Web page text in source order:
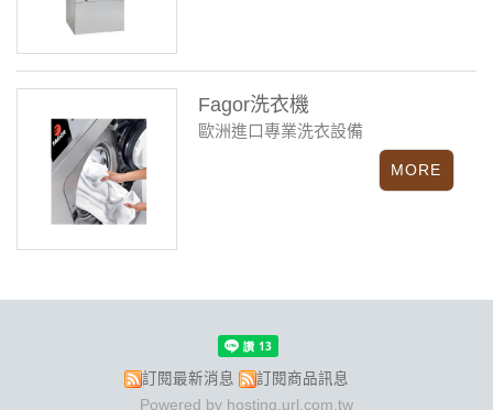
Fagor洗衣機
歐洲進口專業洗衣設備
訂閱最新消息
訂閱商品訊息
Powered by hosting.url.com.tw